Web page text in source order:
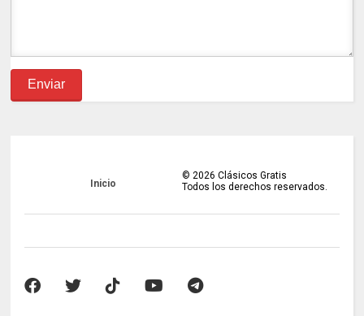
Inicio
© 2026 Clásicos Gratis
Todos los derechos reservados.